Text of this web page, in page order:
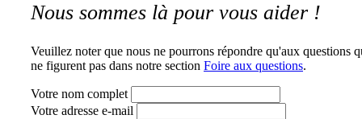
Nous sommes là pour vous aider !
Veuillez noter que nous ne pourrons répondre qu'aux questions
ne figurent pas dans notre section Foire aux questions.
Votre nom complet
Votre adresse e-mail